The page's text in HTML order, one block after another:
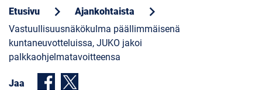
Etusivu chevron_right Ajankohtaista chevron_right
Vastuullisuusnäkökulma päällimmäisenä
kuntaneuvotteluissa, JUKO jakoi
palkkaohjelmatavoitteensa
Jaa